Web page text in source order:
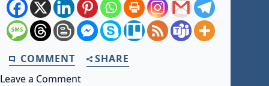
COMMENT
SHARE
Leave a Comment